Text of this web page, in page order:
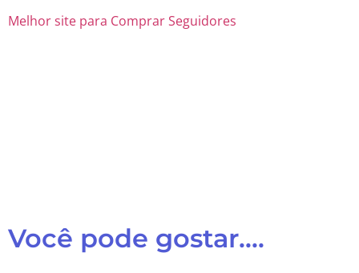
Melhor site para Comprar Seguidores
Você pode gostar....